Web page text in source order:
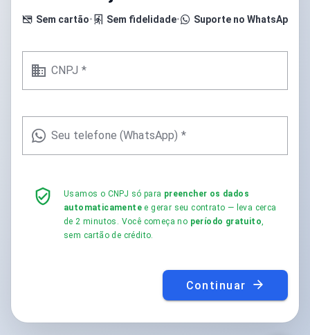
Sem cartão• Sem fidelidade• Suporte no WhatsApp
CNPJ *
Seu telefone (WhatsApp) *
Usamos o CNPJ só para preencher os dados
automaticamente e gerar seu contrato — leva cerca
de 2 minutos. Você começa no período gratuito,
sem cartão de crédito.
Continuar